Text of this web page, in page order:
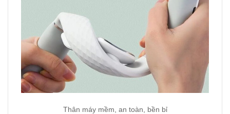
Thân máy mềm, an toàn, bền bỉ